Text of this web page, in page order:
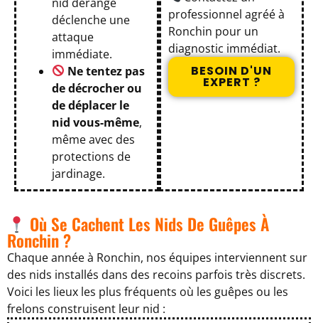
déclenche une
attaque
immédiate.
Ne tentez pas
de décrocher ou
de déplacer le
nid vous-même,
même avec des
protections de
jardinage.
professionnel agréé à
Ronchin pour un
diagnostic immédiat.
BESOIN D'UN
EXPERT ?
Où Se Cachent Les Nids De Guêpes À
Ronchin ?
Chaque année à Ronchin, nos équipes interviennent sur
des nids installés dans des recoins parfois très discrets.
Voici les lieux les plus fréquents où les guêpes ou les
frelons construisent leur nid :